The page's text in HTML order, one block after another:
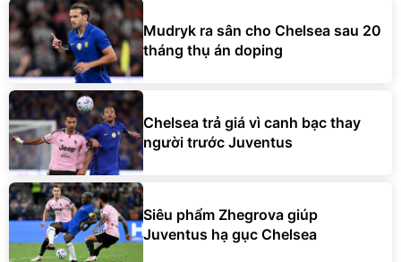
Mudryk ra sân cho Chelsea sau 20
tháng thụ án doping
Chelsea trả giá vì canh bạc thay
người trước Juventus
Siêu phẩm Zhegrova giúp
Juventus hạ gục Chelsea